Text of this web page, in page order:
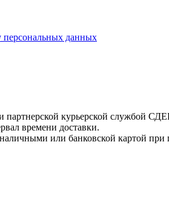
персональных данных
партнерской курьерской службой
времени доставки.
или банковской картой при